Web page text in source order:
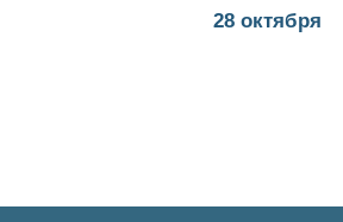
28 октября